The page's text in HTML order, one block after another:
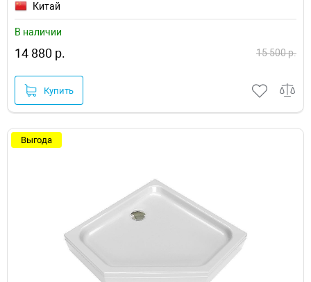
Китай
В наличии
14 880 р. 15 500 р.
Купить
Выгода